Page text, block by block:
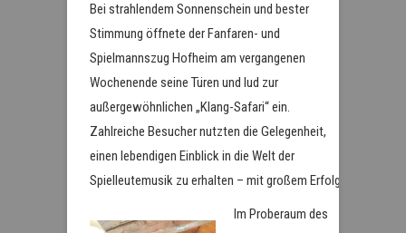
Bei strahlendem Sonnenschein und bester
Stimmung öffnete der Fanfaren- und
Spielmannszug Hofheim am vergangenen
Wochenende seine Türen und lud zur
außergewöhnlichen „Klang-Safari“ ein.
Zahlreiche Besucher nutzten die Gelegenheit,
einen lebendigen Einblick in die Welt der
Spielleutemusik zu erhalten – mit großem Erfolg.
Im Proberaum des